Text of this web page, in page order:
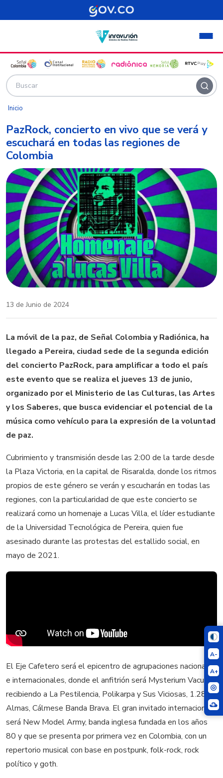
Pasar al contenido principal
A-
A+
Inicio
PazRock, concierto en vivo que se verá y
escuchará en todas las regiones de
Colombia
13 de Junio de 2024
La móvil de la paz, de Señal Colombia y Radiónica, ha
llegado a Pereira, ciudad sede de la segunda edición
del concierto PazRock, para amplificar a todo el país
este evento que se realiza el jueves 13 de junio,
organizado por el Ministerio de las Culturas, las Artes
y los Saberes, que busca evidenciar el potencial de la
música como vehículo para la expresión de la voluntad
de paz.
Cubrimiento y transmisión desde las 2:00 de la tarde desde
la Plaza Victoria, en la capital de Risaralda, donde los ritmos
propios de este género se verán y escucharán en todas las
regiones, con la particularidad de que este concierto se
realizará como un homenaje a Lucas Villa, el líder estudiante
de la Universidad Tecnológica de Pereira, quien fue
asesinado durante las protestas del estallido social, en
mayo de 2021.
El Eje Cafetero será el epicentro de agrupaciones nacionales
e internacionales, donde el anfitrión será Mysterium Vacui,
recibiendo a La Pestilencia, Polikarpa y Sus Viciosas, 1.280
Almas, Cálmese Banda Brava. El gran invitado internacional
será New Model Army, banda inglesa fundada en los años
80 y que se presenta por primera vez en Colombia, con un
repertorio musical con base en postpunk, folk-rock, rock
político y goth.